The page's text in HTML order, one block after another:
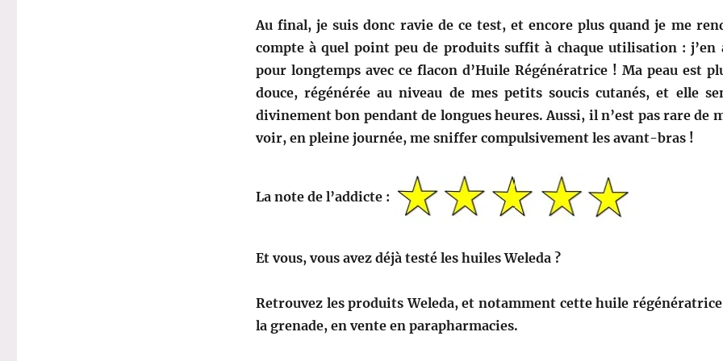
Au final, je suis donc ravie de ce test, et encore plus quand je me
compte à quel point peu de produits suffit à chaque utilisation : j’en
pour longtemps avec ce flacon d’Huile Régénératrice ! Ma peau est
douce, régénérée au niveau de mes petits soucis cutanés, et elle
divinement bon pendant de longues heures. Aussi, il n’est pas rare de
voir, en pleine journée, me sniffer compulsivement les avant-bras !
La note de l’addicte :
Et vous, vous avez déjà testé les huiles Weleda ?
Retrouvez les produits Weleda, et notamment cette huile
la grenade, en vente en parapharmacies.